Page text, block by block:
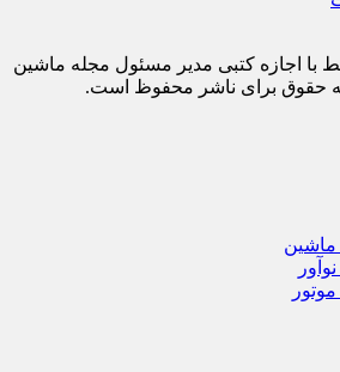
با اجازه کتبی مدیر مسئول مجله ماشین
حقوق برای ناشر محفوظ است.
ماشین